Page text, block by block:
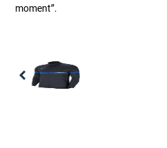
moment”.